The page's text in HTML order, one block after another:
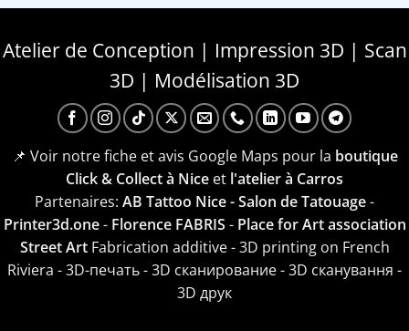
Atelier de Conception | Impression 3D | Scan
3D | Modélisation 3D
📌 Voir notre fiche et avis Google Maps pour la boutique
Click & Collect à Nice et l'atelier à Carros
Partenaires: AB Tattoo Nice - Salon de Tatouage-
Printer3d.one- Florence FABRIS - Place for Art association
Street ArtFabrication additive - 3D printing on French
Riviera - 3D-печать - 3D сканирование - 3D сканування -
3D друк